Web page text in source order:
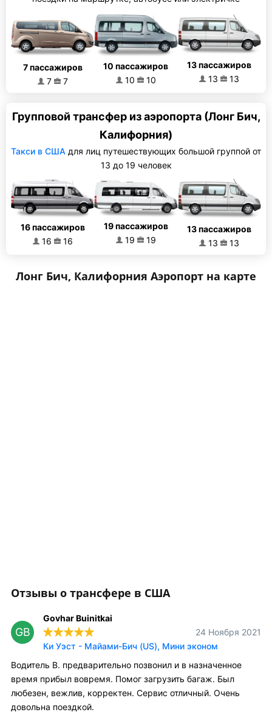
7 пассажиров
7
7
10 пассажиров
10
10
13 пассажиров
13
13
Групповой трансфер из аэропорта (Лонг Бич,
Калифорния)
Такси в США для лиц путешествующих большой группой от
13 до 19 человек
16 пассажиров
16
16
19 пассажиров
19
19
13 пассажиров
13
13
Лонг Бич, Калифорния Аэропорт на карте
Отзывы о трансфере в США
GB
Govhar Buinitkai
24 Ноября 2021
Ки Уэст - Майами-Бич (US), Мини эконом
Водитель В. предварительно позвонил и в назначенное
время прибыл вовремя. Помог загрузить багаж. Был
любезен, вежлив, корректен. Сервис отличный. Очень
довольна поездкой.